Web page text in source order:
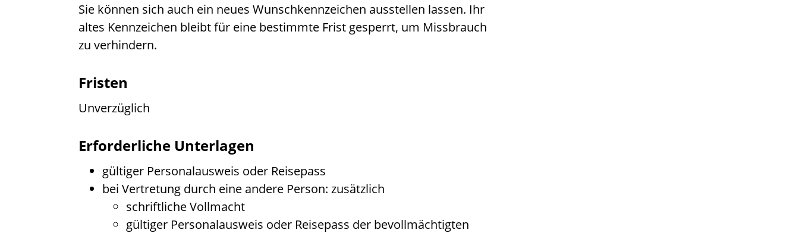
Sie können sich auch ein neues Wunschkennzeichen ausstellen lassen. Ihr
altes Kennzeichen bleibt für eine bestimmte Frist gesperrt, um Missbrauch
zu verhindern.
Fristen
Unverzüglich
Erforderliche Unterlagen
gültiger Personalausweis oder Reisepass
bei Vertretung durch eine andere Person: zusätzlich
schriftliche Vollmacht
gültiger Personalausweis oder Reisepass der bevollmächtigten